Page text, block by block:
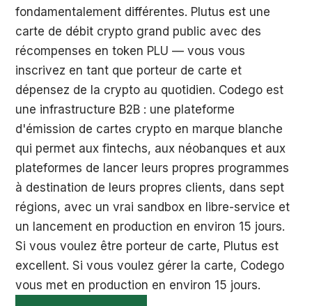
fondamentalement différentes. Plutus est une
carte de débit crypto grand public avec des
récompenses en token PLU — vous vous
inscrivez en tant que porteur de carte et
dépensez de la crypto au quotidien. Codego est
une infrastructure B2B : une plateforme
d'émission de cartes crypto en marque blanche
qui permet aux fintechs, aux néobanques et aux
plateformes de lancer leurs propres programmes
à destination de leurs propres clients, dans sept
régions, avec un vrai sandbox en libre-service et
un lancement en production en environ 15 jours.
Si vous voulez être porteur de carte, Plutus est
excellent. Si vous voulez gérer la carte, Codego
vous met en production en environ 15 jours.